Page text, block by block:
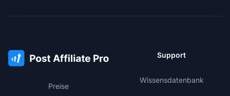
Preise
Support
Wissensdatenbank